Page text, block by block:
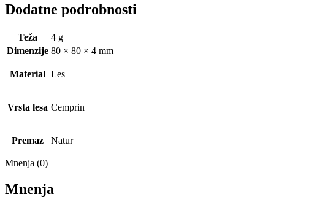
Dodatne podrobnosti
Teža
4 g
Dimenzije 80 × 80 × 4 mm
Material Les
Vrsta lesa Cemprin
Premaz Natur
Mnenja (0)
Mnenja